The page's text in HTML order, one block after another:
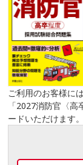
ご利用のお客様に
「2027消防官〈
ードいただけます。